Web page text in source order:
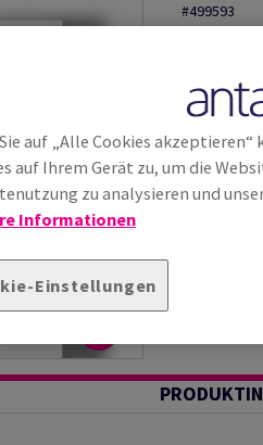
#499593
Xerox, CB,
Weitere
auf „Alle Cookies
auf Ihrem Gerät zu, um die
zu analysieren und
Informationen
Einstellungen